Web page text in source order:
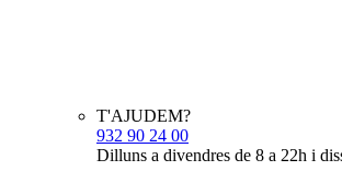
T'AJUDEM?
932 90 24 00
Dilluns a divendres de 8 a 22h i